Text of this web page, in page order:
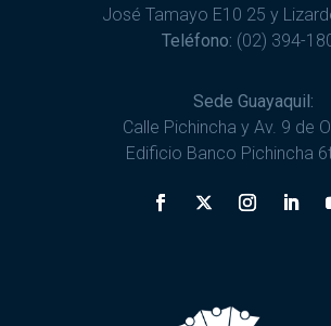
José Tamayo E10 25 y
Teléfono: (02) 394-
Sede Guayaquil:
Calle Pichincha y Av. 9 de
Edificio Banco Pichincha